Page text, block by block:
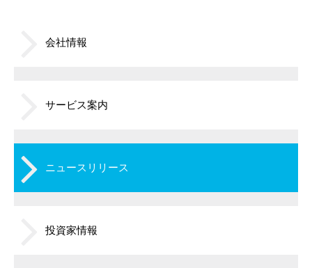
会社情報
サービス案内
ニュースリリース
投資家情報